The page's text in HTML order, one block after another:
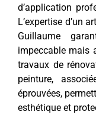
d’application
L’expertise d’un
Guillaume
impeccable mais
travaux de
peinture,
éprouvées,
esthétique et